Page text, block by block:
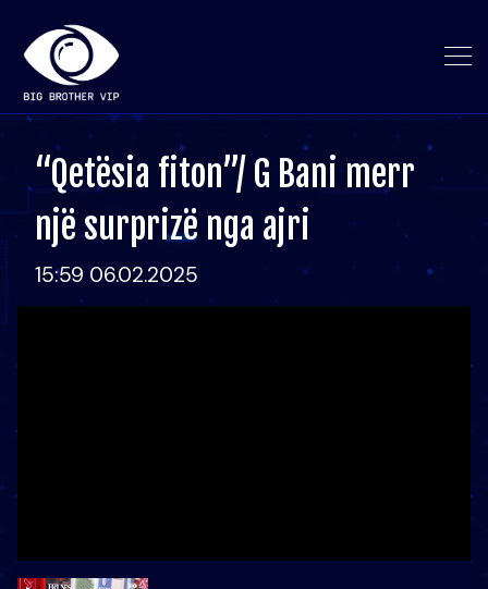
“Qetësia fiton”/ G Bani merr
një surprizë nga ajri
15:59 06.02.2025